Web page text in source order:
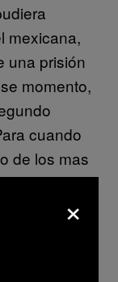
mexicana,
una prisión
momento,
cuando
de los mas
Su
lo
×